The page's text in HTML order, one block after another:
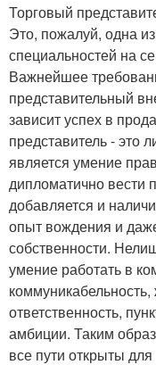
Торговый
Это, пожалуй, одна
специальностей на
Важнейшее
представительный
зависит успех в
представитель - это
является умение
дипломатично вести
добавляется и
опыт вождения и
собственности.
умение работать в
ответственность,
амбиции. Таким
все пути открыты